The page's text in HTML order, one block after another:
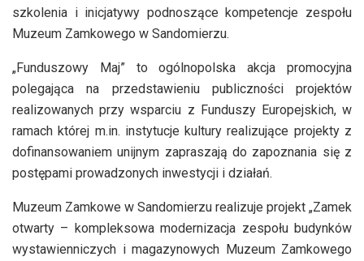
szkolenia i inicjatywy podnoszące kompetencje zespołu
Muzeum Zamkowego w Sandomierzu.
„Funduszowy Maj” to ogólnopolska akcja promocyjna
polegająca na przedstawieniu publiczności projektów
realizowanych przy wsparciu z Funduszy Europejskich, w
ramach której m.in. instytucje kultury realizujące projekty z
dofinansowaniem unijnym zapraszają do zapoznania się z
postępami prowadzonych inwestycji i działań.
Muzeum Zamkowe w Sandomierzu realizuje projekt „Zamek
otwarty – kompleksowa modernizacja zespołu budynków
wystawienniczych i magazynowych Muzeum Zamkowego